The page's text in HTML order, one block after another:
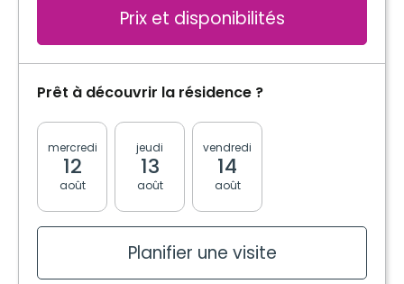
Balcon / Terrasse
Services inclus à l'unité
Câblodistribution
Électricité / Chauffage
Entretien ménager
Prix et disponibilités
Prêt à découvrir la résidence ?
mercredi
12
août
jeudi
13
août
vendredi
14
août
Planifier une visite